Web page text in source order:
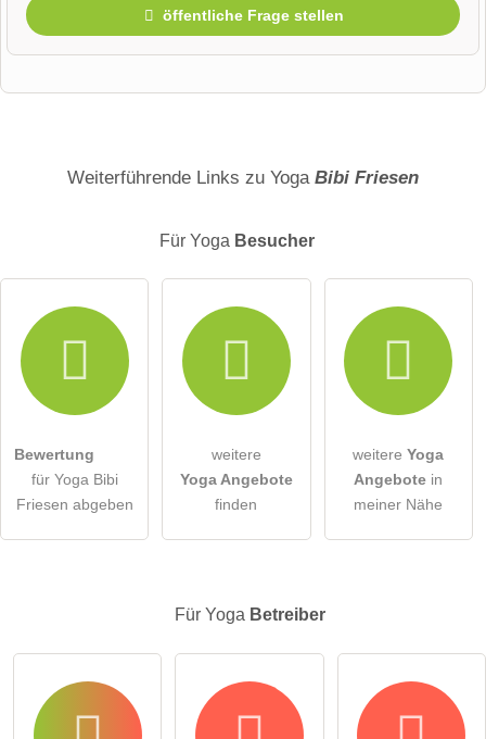
öffentliche Frage stellen
E-Mail-Adresse (wird nicht veröffentlicht)
Hiermit akzeptiere ich die .
öffentliche Frage stellen Abbrechen
Besucher sichtbar
Weiterführende Links zu Yoga Bibi Friesen
Für Yoga Besucher
Bewertung
für Yoga Bibi
Friesen abgeben
weitere
Yoga Angebote
finden
weitereYoga
Angebote in
meiner Nähe
Für Yoga Betreiber